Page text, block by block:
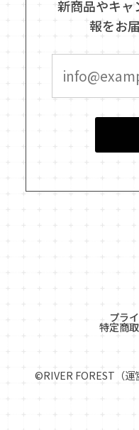
新商品やキャ
報をお
プラ
特定商
©︎RIVER FOREST（運